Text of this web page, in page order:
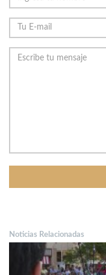
Noticias Relacionadas